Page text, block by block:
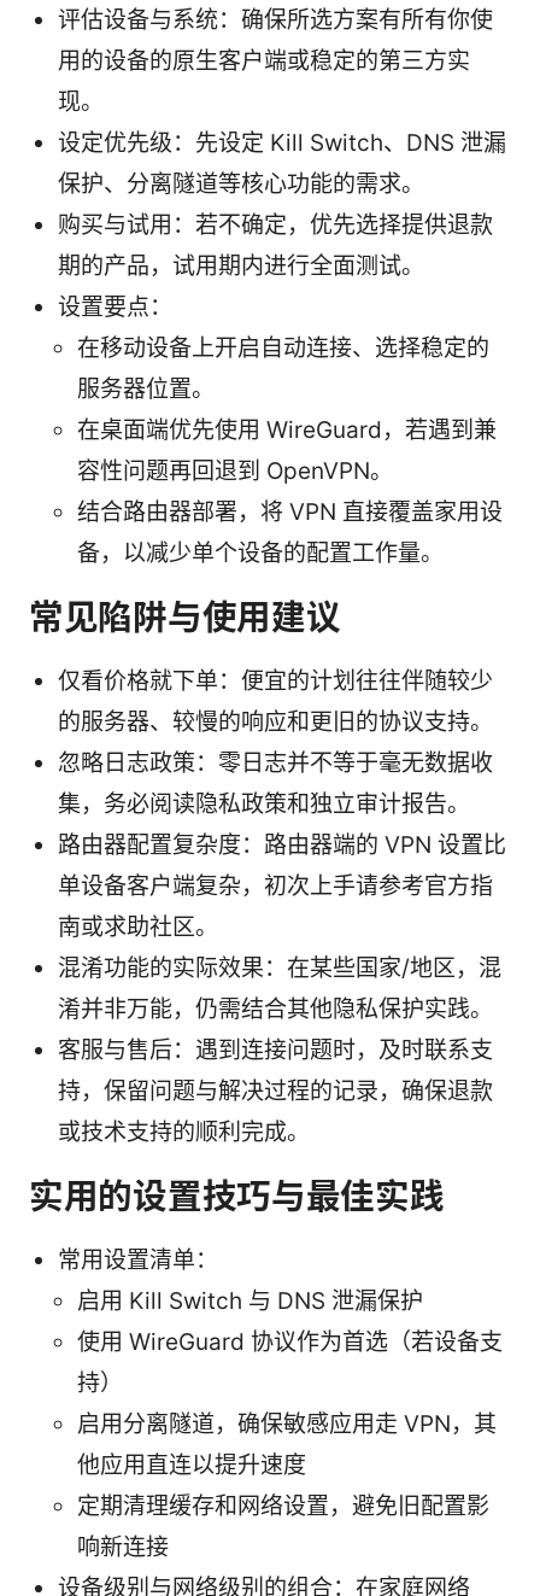
评估设备与系统：确保所选方案有所有你使
用的设备的原生客户端或稳定的第三方实
现。
设定优先级：先设定 Kill Switch、DNS 泄漏
保护、分离隧道等核心功能的需求。
购买与试用：若不确定，优先选择提供退款
期的产品，试用期内进行全面测试。
设置要点：
在移动设备上开启自动连接、选择稳定的
服务器位置。
在桌面端优先使用 WireGuard，若遇到兼
容性问题再回退到 OpenVPN。
结合路由器部署，将 VPN 直接覆盖家用设
备，以减少单个设备的配置工作量。
常见陷阱与使用建议
仅看价格就下单：便宜的计划往往伴随较少
的服务器、较慢的响应和更旧的协议支持。
忽略日志政策：零日志并不等于毫无数据收
集，务必阅读隐私政策和独立审计报告。
路由器配置复杂度：路由器端的 VPN 设置比
单设备客户端复杂，初次上手请参考官方指
南或求助社区。
混淆功能的实际效果：在某些国家/地区，混
淆并非万能，仍需结合其他隐私保护实践。
客服与售后：遇到连接问题时，及时联系支
持，保留问题与解决过程的记录，确保退款
或技术支持的顺利完成。
实用的设置技巧与最佳实践
常用设置清单：
启用 Kill Switch 与 DNS 泄漏保护
使用 WireGuard 协议作为首选（若设备支
持）
启用分离隧道，确保敏感应用走 VPN，其
他应用直连以提升速度
定期清理缓存和网络设置，避免旧配置影
响新连接
设备级别与网络级别的组合：在家庭网络